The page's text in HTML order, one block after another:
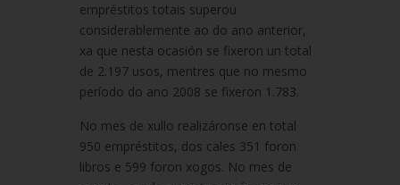
empréstitos totais superou
considerablemente ao do ano anterior,
xa que nesta ocasión se fixeron un total
de 2.197 usos, mentres que no mesmo
período do ano 2008 se fixeron 1.783.
No mes de xullo realizáronse en total
950 empréstitos, dos cales 351 foron
libros e 599 foron xogos. No mes de